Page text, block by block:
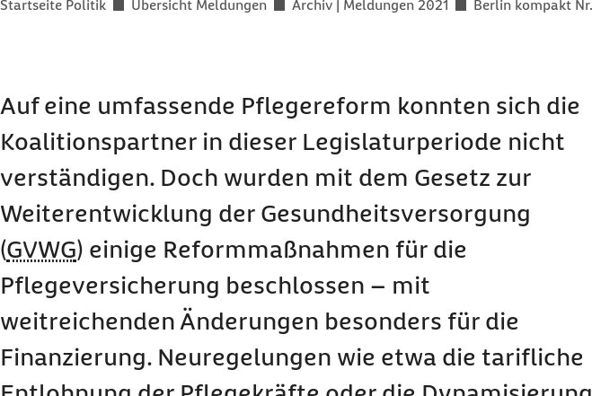
Sie befinden sich hier:
Startseite Politik Übersicht Meldungen Archiv | Meldungen 2021 Berlin kompakt
Auf eine umfassende Pflegereform konnten sich die
Koalitionspartner in dieser Legislaturperiode nicht
verständigen. Doch wurden mit dem Gesetz zur
Weiterentwicklung der Gesundheitsversorgung
(GVWG) einige Reformmaßnahmen für die
Pflegeversicherung beschlossen – mit
weitreichenden Änderungen besonders für die
Finanzierung. Neuregelungen wie etwa die tarifliche